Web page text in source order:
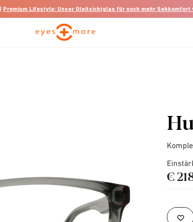
Premium Lifestyle: Unser Gleitsichtglas für noch mehr Sehkomfort
€